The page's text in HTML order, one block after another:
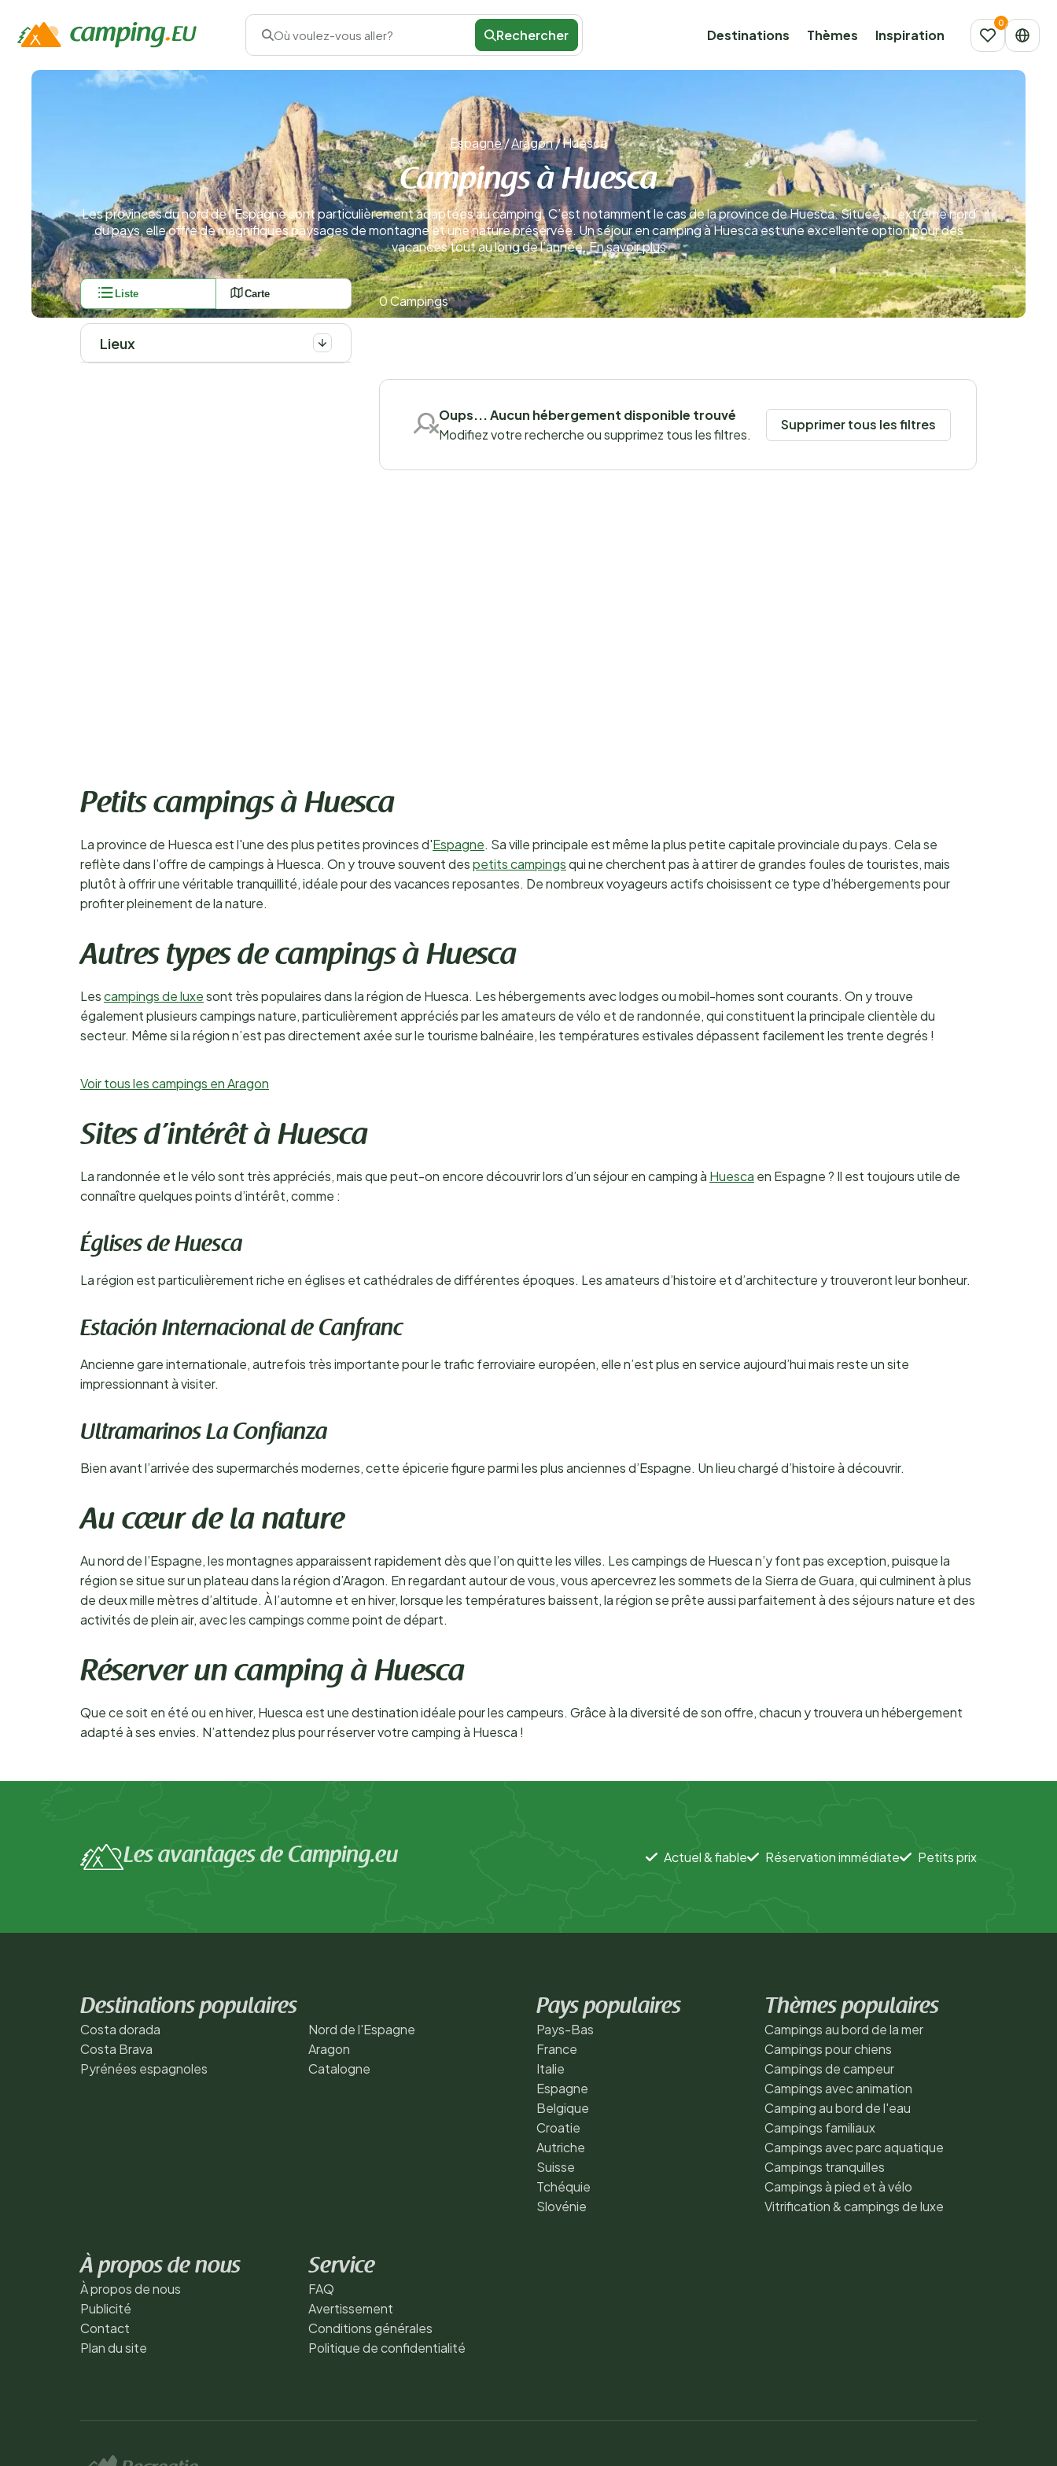
Où voulez-vous aller? Rechercher Destinations Thèmes Inspiration
Espagne/Aragon/Huesca
Campings à Huesca
Les provinces du nord de l’Espagne sont particulièrement adaptées au camping. C’est notamment le cas de la province de Huesca. Située à l’extrême nord
du pays, elle offre de magnifiques paysages de montagne et une nature préservée. Un séjour en camping à Huesca est une excellente option pour des
vacances tout au long de l’année.En savoir plus
Liste Carte
Lieux
0 Campings
Oups... Aucun hébergement disponible trouvé
Modifiez votre recherche ou supprimez tous les filtres.
Supprimer tous les filtres
Petits campings à Huesca
La province de Huesca est l'une des plus petites provinces d'Espagne. Sa ville principale est même la plus petite capitale provinciale du pays. Cela se
reflète dans l’offre de campings à Huesca. On y trouve souvent despetits campingsqui ne cherchent pas à attirer de grandes foules de touristes, mais
plutôt à offrir une véritable tranquillité, idéale pour des vacances reposantes. De nombreux voyageurs actifs choisissent ce type d’hébergements pour
profiter pleinement de la nature.
Autres types de campings à Huesca
Lescampings de luxesont très populaires dans la région de Huesca. Les hébergements avec lodges ou mobil-homes sont courants. On y trouve
également plusieurs campings nature, particulièrement appréciés par les amateurs de vélo et de randonnée, qui constituent la principale clientèle du
secteur. Même si la région n’est pas directement axée sur le tourisme balnéaire, les températures estivales dépassent facilement les trente degrés !
Voir tous les campings en Aragon
Sites d’intérêt à Huesca
La randonnée et le vélo sont très appréciés, mais que peut-on encore découvrir lors d’un séjour en camping à Huesca en Espagne ? Il est toujours utile de
connaître quelques points d’intérêt, comme :
Églises de Huesca
La région est particulièrement riche en églises et cathédrales de différentes époques. Les amateurs d’histoire et d’architecture y trouveront leur bonheur.
Estación Internacional de Canfranc
Ancienne gare internationale, autrefois très importante pour le trafic ferroviaire européen, elle n’est plus en service aujourd’hui mais reste un site
impressionnant à visiter.
Ultramarinos La Confianza
Bien avant l’arrivée des supermarchés modernes, cette épicerie figure parmi les plus anciennes d’Espagne. Un lieu chargé d’histoire à découvrir.
Au cœur de la nature
Au nord de l’Espagne, les montagnes apparaissent rapidement dès que l’on quitte les villes. Les campings de Huesca n’y font pas exception, puisque la
région se situe sur un plateau dans la région d’Aragon. En regardant autour de vous, vous apercevrez les sommets de la Sierra de Guara, qui culminent à plus
de deux mille mètres d’altitude. À l’automne et en hiver, lorsque les températures baissent, la région se prête aussi parfaitement à des séjours nature et des
activités de plein air, avec les campings comme point de départ.
Réserver un camping à Huesca
Que ce soit en été ou en hiver, Huesca est une destination idéale pour les campeurs. Grâce à la diversité de son offre, chacun y trouvera un hébergement
adapté à ses envies. N’attendez plus pour réserver votre camping à Huesca !
Les avantages de Camping.eu Actuel & fiable Réservation immédiate Petits prix
Destinations populaires
Costa dorada
Costa Brava
Pyrénées espagnoles
Nord de l'Espagne
Aragon
Catalogne
Pays populaires
Pays-Bas
France
Italie
Espagne
Belgique
Croatie
Autriche
Suisse
Tchéquie
Slovénie
Thèmes populaires
Campings au bord de la mer
Campings pour chiens
Campings de campeur
Campings avec animation
Camping au bord de l'eau
Campings familiaux
Campings avec parc aquatique
Campings tranquilles
Campings à pied et à vélo
Vitrification & campings de luxe
À propos de nous
À propos de nous
Publicité
Contact
Plan du site
Service
FAQ
Avertissement
Conditions générales
Politique de confidentialité